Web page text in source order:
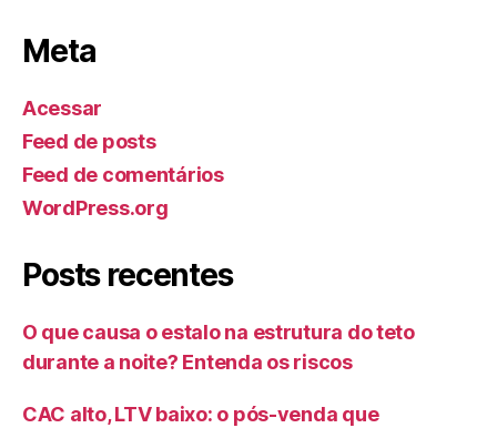
Meta
Acessar
Feed de posts
Feed de comentários
WordPress.org
Posts recentes
O que causa o estalo na estrutura do teto
durante a noite? Entenda os riscos
CAC alto, LTV baixo: o pós-venda que